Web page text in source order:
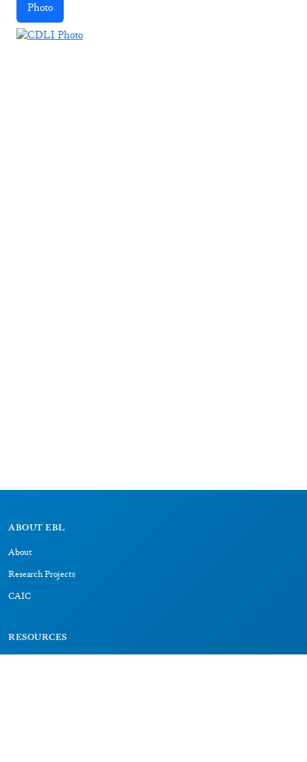
Photo
ABOUT EBL
About
Research Projects
CAIC
RESOURCES